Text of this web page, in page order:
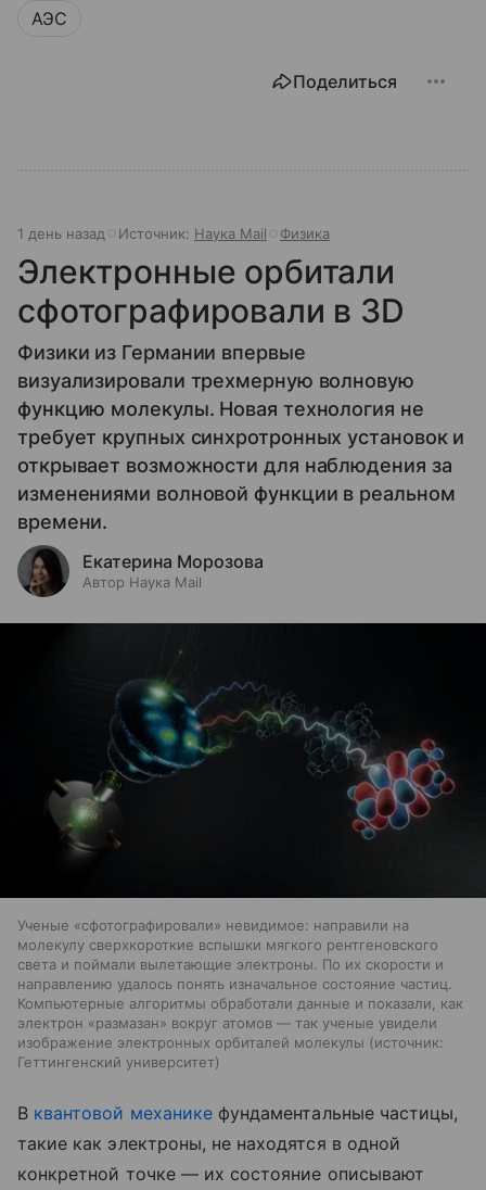
АЭС
Поделиться
1 день назад Источник: Наука Mail Физика
Электронные орбитали
сфотографировали в 3D
Физики из Германии впервые
визуализировали трехмерную волновую
функцию молекулы. Новая технология не
требует крупных синхротронных установок и
открывает возможности для наблюдения за
изменениями волновой функции в реальном
времени.
Екатерина Морозова
Автор Наука Mail
Ученые «сфотографировали» невидимое: направили на
молекулу сверхкороткие вспышки мягкого рентгеновского
света и поймали вылетающие электроны. По их скорости и
направлению удалось понять изначальное состояние частиц.
Компьютерные алгоритмы обработали данные и показали, как
электрон «размазан» вокруг атомов — так ученые увидели
изображение электронных орбиталей молекулы
источник:
Геттингенский университет
В квантовой механикефундаментальные частицы,
такие как электроны, не находятся в одной
конкретной точке — их состояние описывают